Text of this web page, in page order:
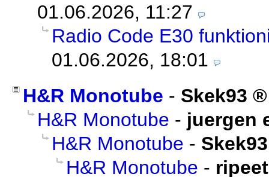
01.06.2026, 11:27
Radio Code E30
01.06.2026, 18:01
H&R Monotube - Skek93
H&R Monotube - juergen
H&R Monotube - Skek93
H&R Monotube -